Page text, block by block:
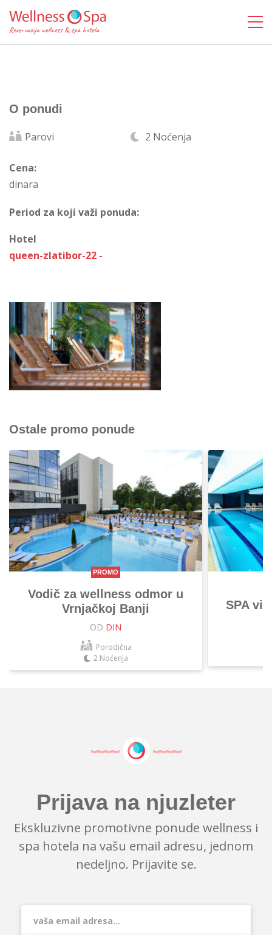
O ponudi
Parovi 2 Noćenja
Cena:
dinara
Period za koji važi ponuda:
Hotel
queen-zlatibor-22 -
Ostale promo ponude
PROMO
Vodič za wellness odmor u
Vrnjačkoj Banji
OD DIN
Porodična
2 Noćenja
SPA
Prijava na njuzleter
Ekskluzivne promotivne ponude wellness i
spa hotela na vašu email adresu, jednom
nedeljno. Prijavite se.